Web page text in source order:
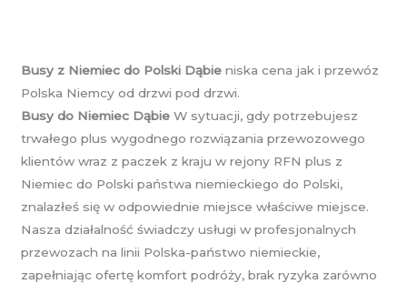
Busy z Niemiec do Polski Dąbie niska cena jak i przewóz
Polska Niemcy od drzwi pod drzwi.
Busy do Niemiec Dąbie W sytuacji, gdy potrzebujesz
trwałego plus wygodnego rozwiązania przewozowego
klientów wraz z paczek z kraju w rejony RFN plus z
Niemiec do Polski państwa niemieckiego do Polski,
znalazłeś się w odpowiednie miejsce właściwe miejsce.
Nasza działalność świadczy usługi w profesjonalnych
przewozach na linii Polska-państwo niemieckie,
zapełniając ofertę komfort podróży, brak ryzyka zarówno